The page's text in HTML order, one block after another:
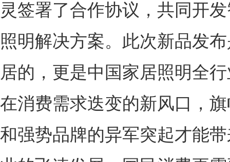
灵签署了合作协议，共同开
照明解决方案。此次新品发
居的，更是中国家居照明全
在消费需求迭变的新风口，
和强势品牌的异军突起才能